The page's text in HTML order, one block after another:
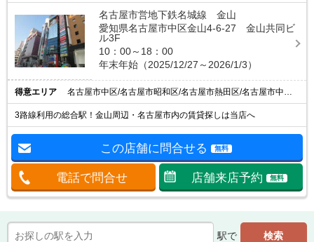
名古屋市営地下鉄名城線 金山
愛知県名古屋市中区金山4-6-27 金山共同ビ
ル3F
10：00～18：00
年末年始（2025/12/27～2026/1/3）
得意エリア 名古屋市中区/名古屋市昭和区/名古屋市熱田区/名古屋市中川区/名古屋市港区
3路線利用の総合駅！金山周辺・名古屋市内の賃貸探しは当店へ
この店舗に問合せる 無料
電話で問合せ 店舗来店予約 無料
駅で